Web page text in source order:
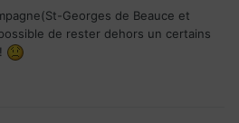
Georges de Beauce et
de rester dehors un certains